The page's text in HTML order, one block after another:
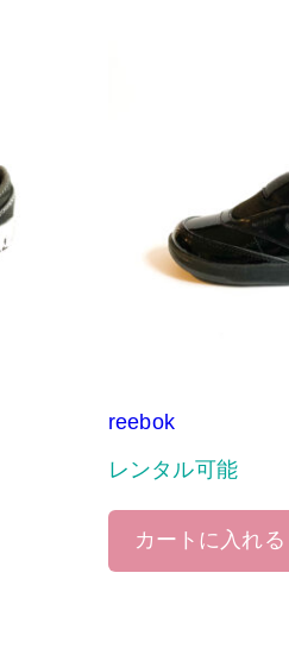
reebok
レンタル可能
カートに入れる